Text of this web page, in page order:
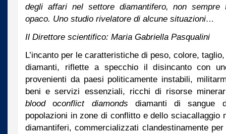
degli affari nel settore diamantifero, non sempre
opaco. Uno studio rivelatore di alcune situazioni…
Il Direttore scientifico: Maria Gabriella Pasqualini
L’incanto per le caratteristiche di peso, colore,
diamanti, riflette a specchio il disincanto con
provenienti da paesi politicamente instabili,
beni e servizi essenziali, ricchi di risorse
bloodoconflict diamonds diamanti di sangue
popolazioni in zone di conflitto e dello sciacallaggio
diamantiferi, commercializzati clandestinamente